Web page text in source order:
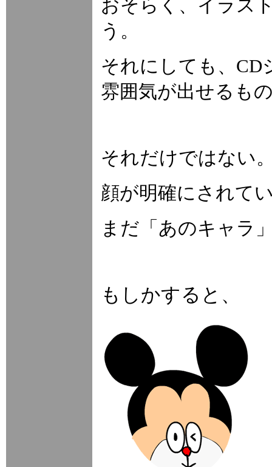
おそらく、イラス
う。
それにしても、CD
雰囲気が出せるも
それだけではない
顔が明確にされて
まだ「あのキャラ
もしかすると、